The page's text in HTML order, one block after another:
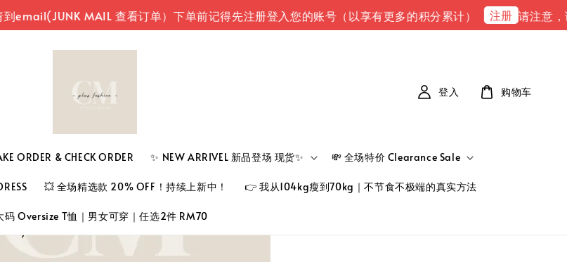
MAIL 查看订单）下单前记得先注册登入您的账号（以享有更多的积分累计） 注册 请注意，请注
ORDER & CHECK ORDER ✨ NEW ARRIVEL 新品登场 现货✨ 💸 全场特价 Clearance Sale
💥 全场精选款 20% OFF！持续上新中！ 👉 我从104kg瘦到70kg｜不节食不极端的真实方法
码 Oversize T恤｜男女可穿｜任选2件 RM70
登入 购物车